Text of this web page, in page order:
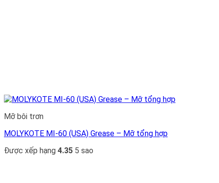
Mỡ bôi trơn
MOLYKOTE MI-60 (USA) Grease – Mỡ tổng hợp
Được xếp hạng 4.35 5 sao